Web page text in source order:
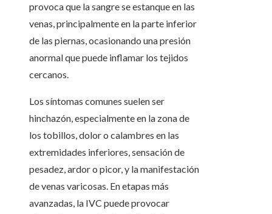
provoca que la sangre se estanque en las
venas, principalmente en la parte inferior
de las piernas, ocasionando una presión
anormal que puede inflamar los tejidos
cercanos.
Los síntomas comunes suelen ser
hinchazón, especialmente en la zona de
los tobillos, dolor o calambres en las
extremidades inferiores, sensación de
pesadez, ardor o picor, y la manifestación
de venas varicosas. En etapas más
avanzadas, la IVC puede provocar